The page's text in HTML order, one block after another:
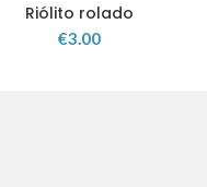
Riólito rolado
€3.00